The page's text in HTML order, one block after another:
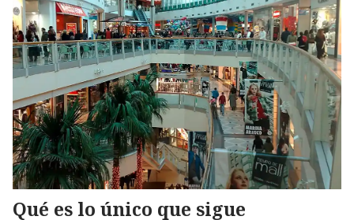
Qué es lo único que sigue